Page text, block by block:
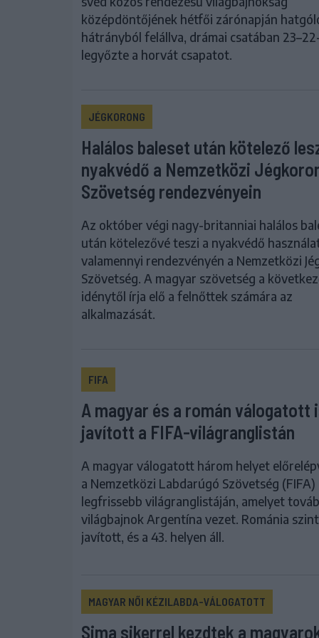
középdöntőjének hétfői zárónapján
hátrányból felállva, drámai csatában
legyőzte a horvát csapatot.
JÉGKORONG
Halálos baleset után kötelező
nyakvédő a Nemzetközi
Szövetség rendezvényein
Az október végi nagy-britanniai halálos
után kötelezővé teszi a nyakvédő
valamennyi rendezvényén a Nemzetközi
Szövetség. A magyar szövetség a
idénytől írja elő a felnőttek számára az
alkalmazását.
FIFA
A magyar és a román válogatott
javított a FIFA-világranglistán
A magyar válogatott három helyet
a Nemzetközi Labdarúgó Szövetség (FIFA)
legfrissebb világranglistáján, amelyet
világbajnok Argentína vezet. Románia
javított, és a 43. helyen áll.
MAGYAR NŐI KÉZILABDA-VÁLOGATOTT
Sima sikerrel kezdtek a